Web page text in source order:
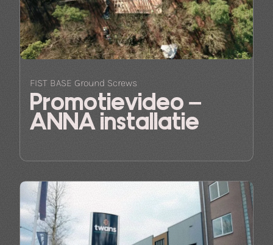
FIST BASE Ground Screws
Promotievideo –
ANNA installatie